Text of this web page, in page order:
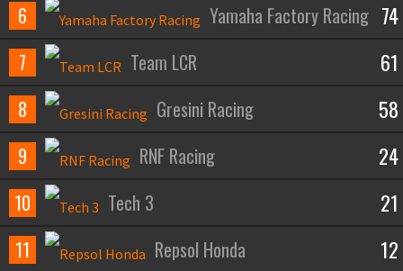
6 Yamaha Factory Racing 74
7 Team LCR 61
8 Gresini Racing 58
9 RNF Racing 24
10 Tech 3 21
11 Repsol Honda 12